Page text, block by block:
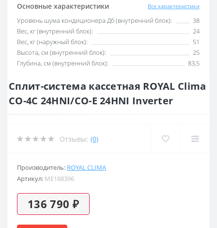
Основные характеристики Все характеристики
Уровень шума кондиционера Дб (внутренний блок):
38
Вес, кг (внутренний блок):
24
Вес, кг (наружный блок):
51
Высота, см (внутренний блок):
25
Глубина, см (внутренний блок):
83,5
Сплит-система кассетная ROYAL Clima
CO-4C 24HNI/CO-E 24HNI Inverter
Отзывы: (0)
Производитель: ROYAL CLIMA
Артикул: ME188396
136 790 ₽